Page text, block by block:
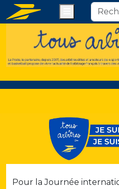
Pour la Journée